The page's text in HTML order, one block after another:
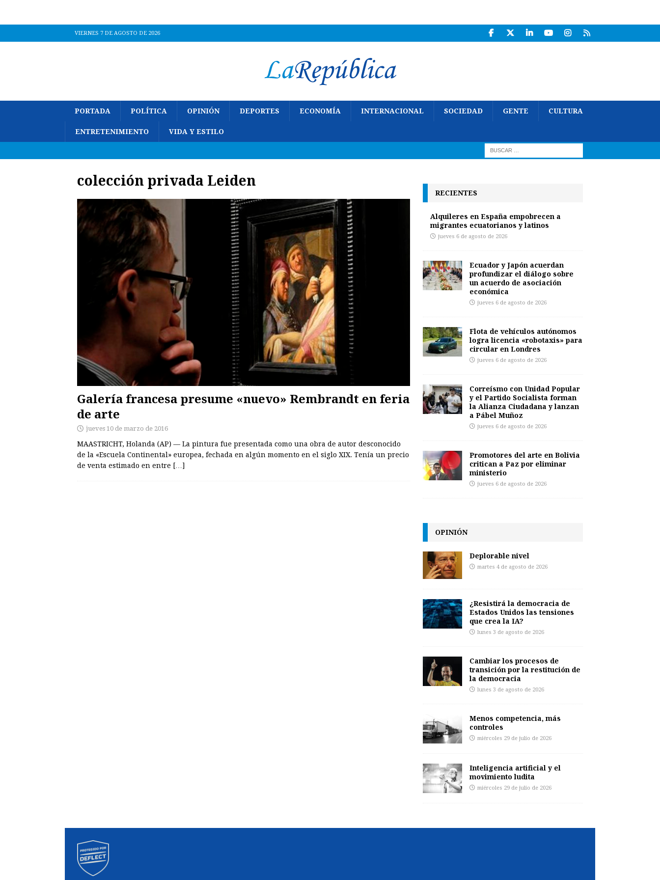
VIERNES 7 DE AGOSTO DE 2026
PORTADA POLÍTICA OPINIÓN DEPORTES ECONOMÍA INTERNACIONAL SOCIEDAD GENTE CULTURA
ENTRETENIMIENTO VIDA Y ESTILO
colección privada Leiden
Galería francesa presume «nuevo» Rembrandt en feria
de arte
jueves 10 de marzo de 2016
MAASTRICHT, Holanda (AP) — La pintura fue presentada como una obra de autor desconocido
de la «Escuela Continental» europea, fechada en algún momento en el siglo XIX. Tenía un precio
de venta estimado en entre […]
RECIENTES
Alquileres en España empobrecen a
migrantes ecuatorianos y latinos
jueves 6 de agosto de 2026
Ecuador y Japón acuerdan
profundizar el diálogo sobre
un acuerdo de asociación
económica
jueves 6 de agosto de 2026
Flota de vehículos autónomos
logra licencia «robotaxis» para
circular en Londres
jueves 6 de agosto de 2026
Correísmo con Unidad Popular
y el Partido Socialista forman
la Alianza Ciudadana y lanzan
a Pábel Muñoz
jueves 6 de agosto de 2026
Promotores del arte en Bolivia
critican a Paz por eliminar
ministerio
jueves 6 de agosto de 2026
OPINIÓN
Deplorable nivel
martes 4 de agosto de 2026
¿Resistirá la democracia de
Estados Unidos las tensiones
que crea la IA?
lunes 3 de agosto de 2026
Cambiar los procesos de
transición por la restitución de
la democracia
lunes 3 de agosto de 2026
Menos competencia, más
controles
miércoles 29 de julio de 2026
Inteligencia artificial y el
movimiento ludita
miércoles 29 de julio de 2026